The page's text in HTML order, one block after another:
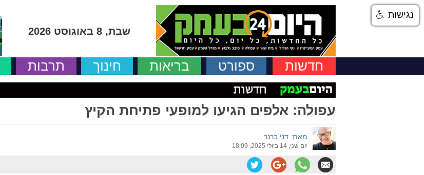
שבת, 8 באוגוסט 2026
חדשות ספורט בריאות חינוך תרבות
עפולה: אלפים הגיעו למופעי פתיחת הקיץ
מאת: דני ברנר
יום שני, 14 ביולי 2025, 18:09
נגישות